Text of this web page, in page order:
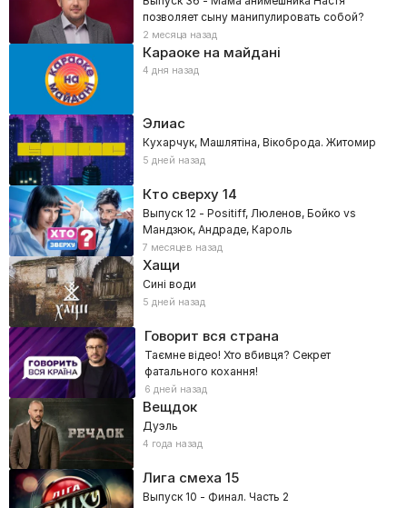
позволяет сыну манипулировать собой?
2 месяца назад
Караоке на майдані
4 дня назад
Элиас
Кухарчук, Машлятіна, Вікоброда. Житомир
5 дней назад
Кто сверху14
Выпуск 12 - Positiff, Люленов, Бойко vs
Мандзюк, Андраде, Кароль
7 месяцев назад
Хащи
Сині води
5 дней назад
Говорит вся страна
Таємне відео! Хто вбивця? Секрет
фатального кохання!
6 дней назад
Вещдок
Дуэль
4 года назад
Лига смеха 15
Выпуск 10 - Финал. Часть 2